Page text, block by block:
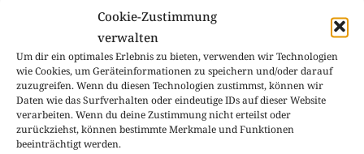
Cookie-Zustimmung
verwalten
Um dir ein optimales Erlebnis zu bieten, verwenden wir Technologien
wie Cookies, um Geräteinformationen zu speichern und/oder darauf
zuzugreifen. Wenn du diesen Technologien zustimmst, können wir
Daten wie das Surfverhalten oder eindeutige IDs auf dieser Website
verarbeiten. Wenn du deine Zustimmung nicht erteilst oder
zurückziehst, können bestimmte Merkmale und Funktionen
beeinträchtigt werden.
Tatjana Prelevic „Art of memory“ UA (2021)
ist ein musik-theatralisches Stück für Solo Dirigenten und
flexibler Art und Anzahl von Instrumenten und Live
Elektronik mit Texten von Morton Feldman und Frances
Yates.
Das Stück beschäftigt sich mit der veränderten Rolle der